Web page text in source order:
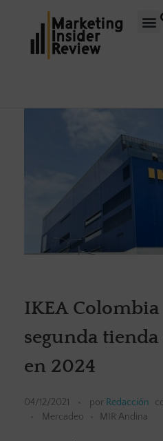
IKEA
segunda
en 2024
04/12/2021 por Redacción
Mercadeo
MIR Andina